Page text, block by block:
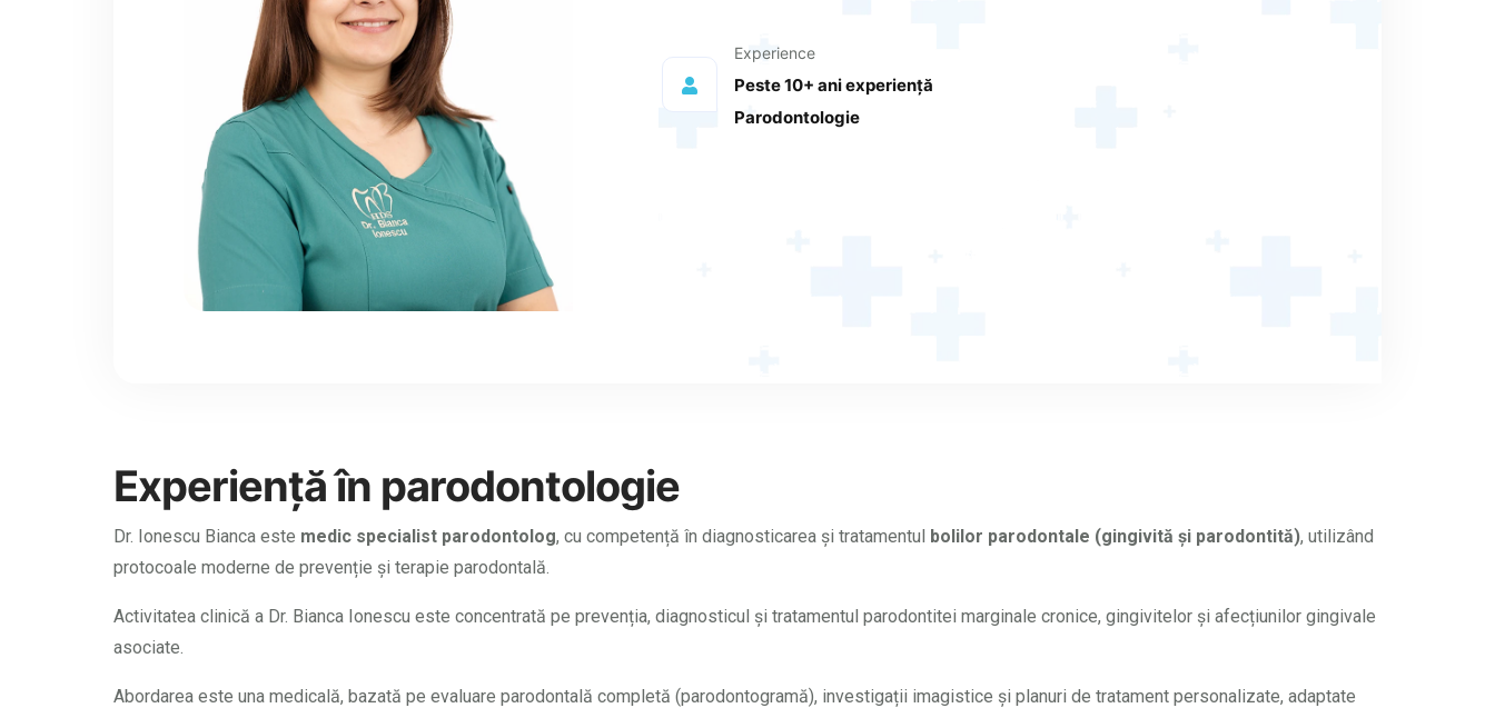
Experience
Peste 10+ ani experiență
Parodontologie
Experiență în parodontologie
Dr. Ionescu Bianca este medic specialist parodontolog, cu competență în diagnosticarea și tratamentul bolilor parodontale (gingivită și parodontită), utilizând
protocoale moderne de prevenție și terapie parodontală.
Activitatea clinică a Dr. Bianca Ionescu este concentrată pe prevenția, diagnosticul și tratamentul parodontitei marginale cronice, gingivitelor și afecțiunilor gingivale
asociate.
Abordarea este una medicală, bazată pe evaluare parodontală completă (parodontogramă), investigații imagistice și planuri de tratament personalizate, adaptate